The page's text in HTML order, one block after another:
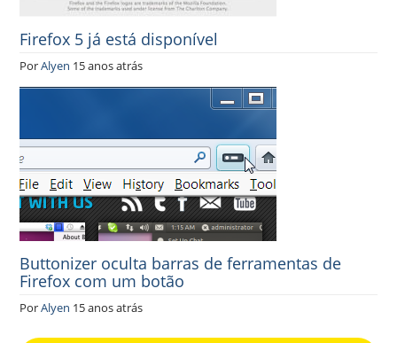
Firefox 5 já está disponível
PorAlyen 15 anos atrás
Buttonizer oculta barras de ferramentas de
Firefox com um botão
PorAlyen 15 anos atrás